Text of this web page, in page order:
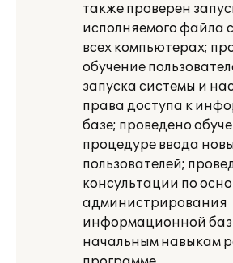
также проверен
исполняемого файла
всех компьютерах;
обучение
запуска системы и
права доступа к
базе; проведено
процедуре ввода
пользователей;
консультации по
администрирования
информационной
начальным навыкам